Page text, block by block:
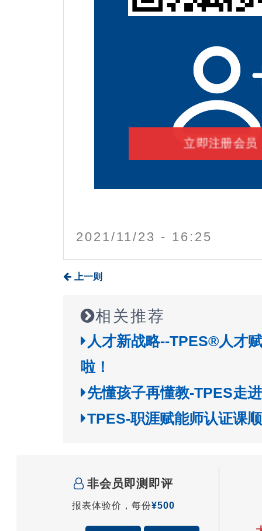
立即注册会员
2021/11/23 - 16:25
上一则
相关推荐
人才新战略--TPES®人才
啦！
先懂孩子再懂教-TPES走
TPES-职涯赋能师认证课
非会员即测即评
报表体验价，每份¥500